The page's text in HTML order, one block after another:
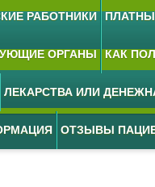
РАБОТНИКИ
ОРГАНЫ КАК
ЛЕКАРСТВА ИЛИ
ОТЗЫВЫ